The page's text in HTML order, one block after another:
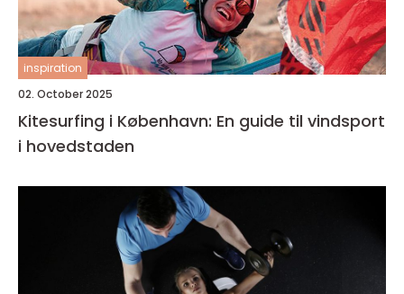
inspiration
02. October 2025
Kitesurfing i København: En guide til vindsport
i hovedstaden